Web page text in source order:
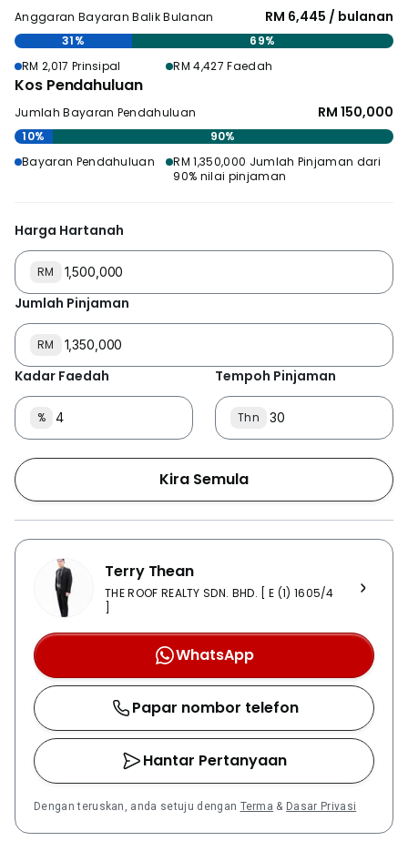
Anggaran Bayaran Balik Bulanan RM 6,445 / bulanan
31%
69%
RM 2,017 Prinsipal
RM 4,427 Faedah
Kos Pendahuluan
Jumlah Bayaran Pendahuluan RM 150,000
10%
90%
Bayaran Pendahuluan
RM 1,350,000 Jumlah Pinjaman dari
90% nilai pinjaman
Harga Hartanah
RM
Jumlah Pinjaman
RM
Kadar Faedah
%
Tempoh Pinjaman
Thn
Kira Semula
Terry Thean
THE ROOF REALTY SDN. BHD. [ E (1) 1605/4
WhatsApp
Papar nombor telefon
Hantar Pertanyaan
Dengan teruskan, anda setuju dengan Terma & Dasar Privasi